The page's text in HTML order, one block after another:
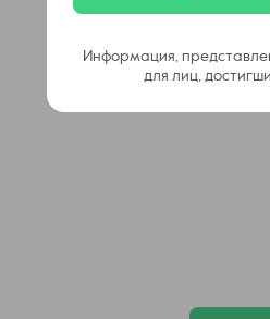
Информация,
для лиц,